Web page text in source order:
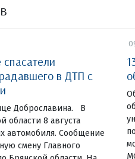
в ДТП с
Доброславина. В
области 8 августа
автомобиля. Сообщение
смену Главного